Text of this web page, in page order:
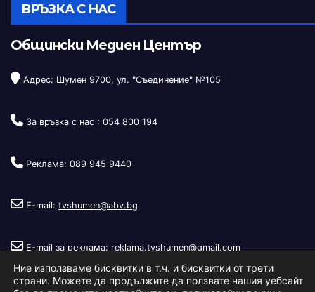
ВРЪЗКА С НАС
Общински Медиен Център
Адрес: Шумен 9700, ул. "Съединение" №105
За връзка с нас : 054 800 194
Реклама: 089 945 9440
E-mail: tvshumen@abv.bg
E-mail за реклама: reklama.tvshumen@gmail.com
Ние използваме бисквитки в т.ч. и бисквитки от трети
страни. Можете да продължите да ползвате нашия уебсайт